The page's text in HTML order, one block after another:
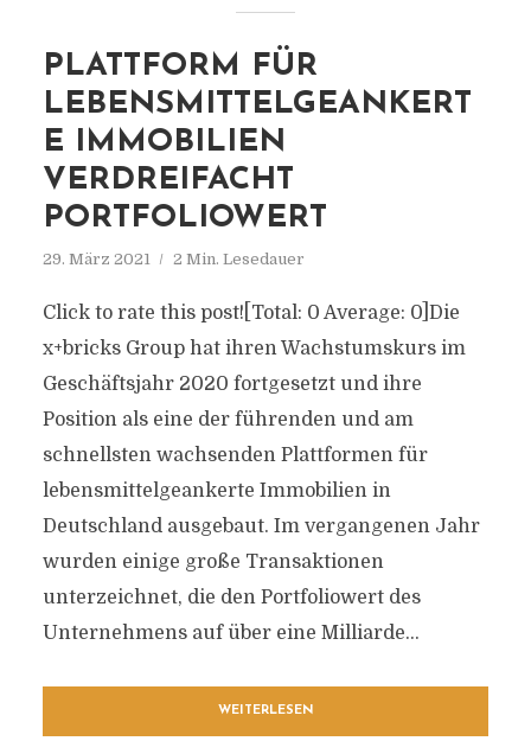
PLATTFORM FÜR
LEBENSMITTELGEANKERT
E IMMOBILIEN
VERDREIFACHT
PORTFOLIOWERT
29. März 2021 2 Min. Lesedauer
Click to rate this post![Total: 0 Average: 0]Die
x+bricks Group hat ihren Wachstumskurs im
Geschäftsjahr 2020 fortgesetzt und ihre
Position als eine der führenden und am
schnellsten wachsenden Plattformen für
lebensmittelgeankerte Immobilien in
Deutschland ausgebaut. Im vergangenen Jahr
wurden einige große Transaktionen
unterzeichnet, die den Portfoliowert des
Unternehmens auf über eine Milliarde...
WEITERLESEN